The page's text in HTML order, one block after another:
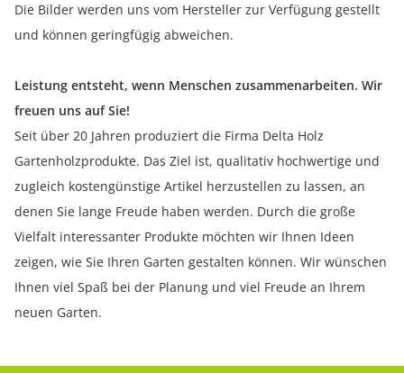
Die Bilder werden uns vom Hersteller zur Verfügung gestellt
und können geringfügig abweichen.
Leistung entsteht, wenn Menschen zusammenarbeiten. Wir
freuen uns auf Sie!
Seit über 20 Jahren produziert die Firma Delta Holz
Gartenholzprodukte. Das Ziel ist, qualitativ hochwertige und
zugleich kostengünstige Artikel herzustellen zu lassen, an
denen Sie lange Freude haben werden. Durch die große
Vielfalt interessanter Produkte möchten wir Ihnen Ideen
zeigen, wie Sie Ihren Garten gestalten können. Wir wünschen
Ihnen viel Spaß bei der Planung und viel Freude an Ihrem
neuen Garten.